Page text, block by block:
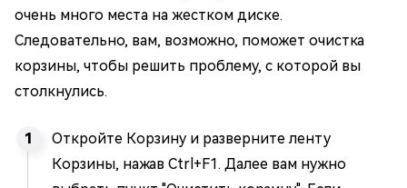
очень много места на жестком диске.
Следовательно, вам, возможно, поможет очистка
корзины, чтобы решить проблему, с которой вы
столкнулись.
Откройте Корзину и разверните ленту
Корзины, нажав Ctrl+F1. Далее вам нужно